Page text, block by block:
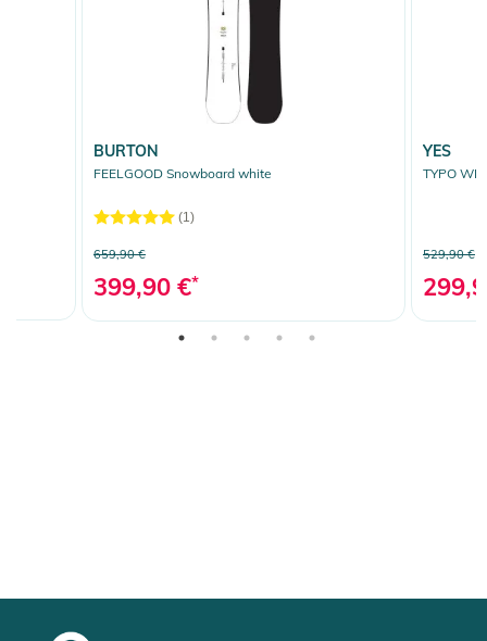
BURTON
FEELGOOD Snowboard white
(1)
659,90 €
399,90 €*
YES
TYPO
529,90 €